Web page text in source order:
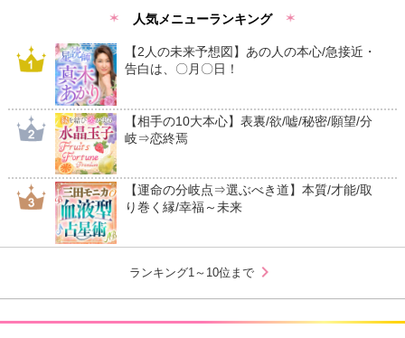
人気メニューランキング
【2人の未来予想図】あの人の本心/急接近・
告白は、〇月〇日！
【相手の10大本心】表裏/欲/嘘/秘密/願望/分
岐⇒恋終焉
【運命の分岐点⇒選ぶべき道】本質/才能/取
り巻く縁/幸福～未来
ランキング1～10位まで chevron_right